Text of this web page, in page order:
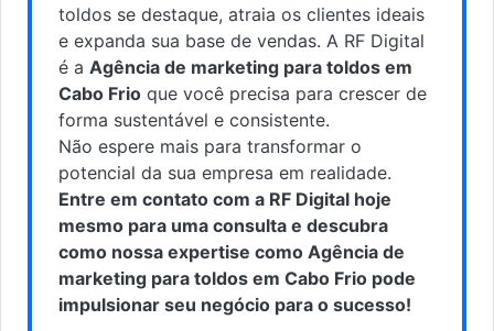
toldos se destaque, atraia os clientes ideais
e expanda sua base de vendas. A RF Digital
é a Agência de marketing para toldos em
Cabo Frio que você precisa para crescer de
forma sustentável e consistente.
Não espere mais para transformar o
potencial da sua empresa em realidade.
Entre em contato com a RF Digital hoje
mesmo para uma consulta e descubra
como nossa expertise como Agência de
marketing para toldos em Cabo Frio pode
impulsionar seu negócio para o sucesso!